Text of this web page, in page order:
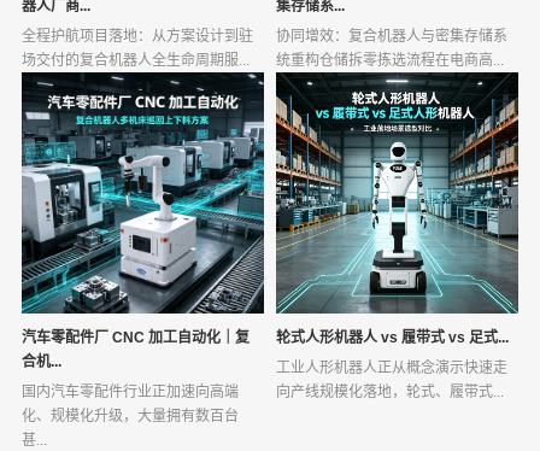
器人厂商...
全程护航项目落地：从方案设计到驻
场交付的复合机器人全生命周期服...
集存储系...
协同增效：复合机器人与密集存储系
统重构仓储拆零拣选流程在电商高...
汽车零配件厂 CNC 加工自动化｜复
合机...
国内汽车零配件行业正加速向高端
化、规模化升级，大量拥有数百台
甚...
轮式人形机器人 vs 履带式 vs 足式...
工业人形机器人正从概念演示快速走
向产线规模化落地，轮式、履带式...